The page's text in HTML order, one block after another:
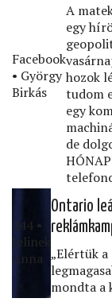
Facebook
• György
Birkás
A
egy
hozok
tudom
egy
de
444 •
Jelinek
Anna
Ontario
„Elértük
mondta a